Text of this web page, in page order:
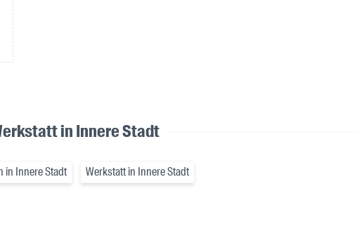
in Innere Stadt
in Innere Stadt Werkstatt in Innere Stadt